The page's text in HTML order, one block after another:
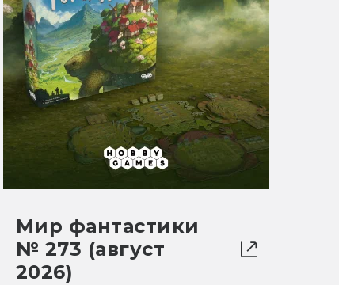
Мир фантастики
№ 273 (август
2026)